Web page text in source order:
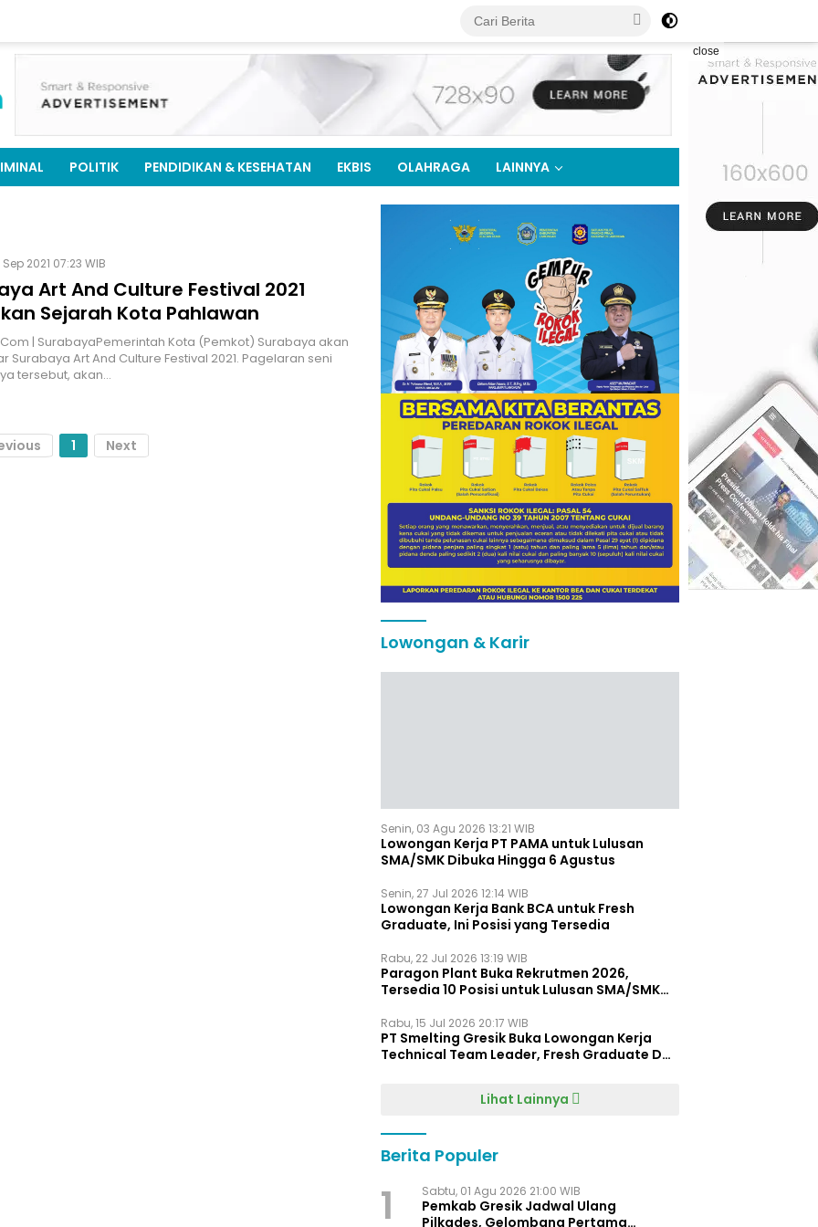
close
POLITIK PENDIDIKAN & KESEHATAN EKBIS OLAHRAGA LAINNYA
2021 07:23 WIB
Art And Culture Festival 2021
Sejarah Kota Pahlawan
| SurabayaPemerintah Kota (Pemkot) Surabaya akan
Surabaya Art And Culture Festival 2021. Pagelaran seni
tersebut, akan…
1 Next
Lowongan & Karir
Senin, 03 Agu 2026 13:21 WIB
Lowongan Kerja PT PAMA untuk Lulusan
SMA/SMK Dibuka Hingga 6 Agustus
Senin, 27 Jul 2026 12:14 WIB
Lowongan Kerja Bank BCA untuk Fresh
Graduate, Ini Posisi yang Tersedia
Rabu, 22 Jul 2026 13:19 WIB
Paragon Plant Buka Rekrutmen 2026,
Tersedia 10 Posisi untuk Lulusan SMA/SMK
Rabu, 15 Jul 2026 20:17 WIB
PT Smelting Gresik Buka Lowongan Kerja
Technical Team Leader, Fresh Graduate D3
Lihat Lainnya
Berita Populer
1 Sabtu, 01 Agu 2026 21:00 WIB
Pemkab Gresik Jadwal Ulang
Pilkades, Gelombang Pertama